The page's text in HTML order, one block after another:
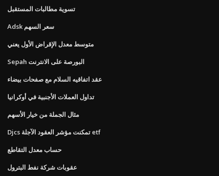
تسوية مطالبات المستقبل
Adsk سعر السهم
متوسط ​​معدل الإقراض الأول يعني
Sepah البورصة على الانترنت
عقد اتفاقيه السلام مع صفحات بيضاء
تداول العملات الأجنبية في أوكرانيا
مثال الجملة من خيار الأسهم
Djcs تمكنت مؤشر العقود الآجلة etf
حساب معدل التقاطع
عقوبات شركة نفط البترول